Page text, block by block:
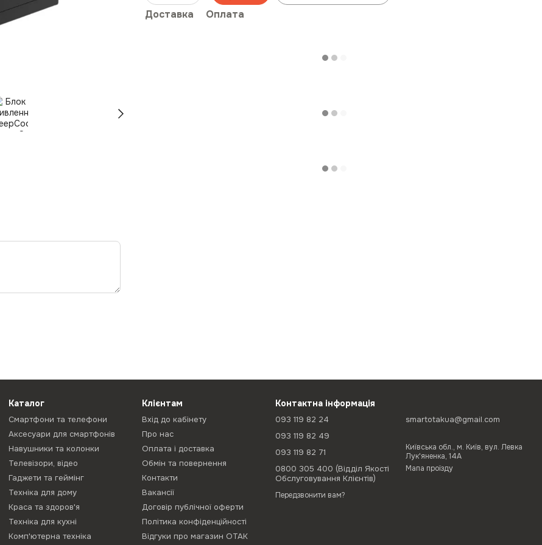
Доставка Оплата
Каталог
Смартфони та телефони
Аксесуари для смартфонів
Навушники та колонки
Телевізори, відео
Гаджети та геймінг
Техніка для дому
Краса та здоров'я
Техніка для кухні
Комп'ютерна техніка
Клієнтам
Вхід до кабінету
Про нас
Оплата і доставка
Обмін та повернення
Контакти
Вакансії
Договір публічної оферти
Політика конфіденційності
Відгуки про магазин ОТАК
Контактна інформація
093 119 82 24
093 119 82 49
093 119 82 71
0800 305 400 (Відділ Якості
Обслуговування Клієнтів)
Передзвонити вам?
smartotakua@gmail.com
Київська обл., м. Київ, вул. Левка
Лук'яненка, 14А
Мапа проїзду